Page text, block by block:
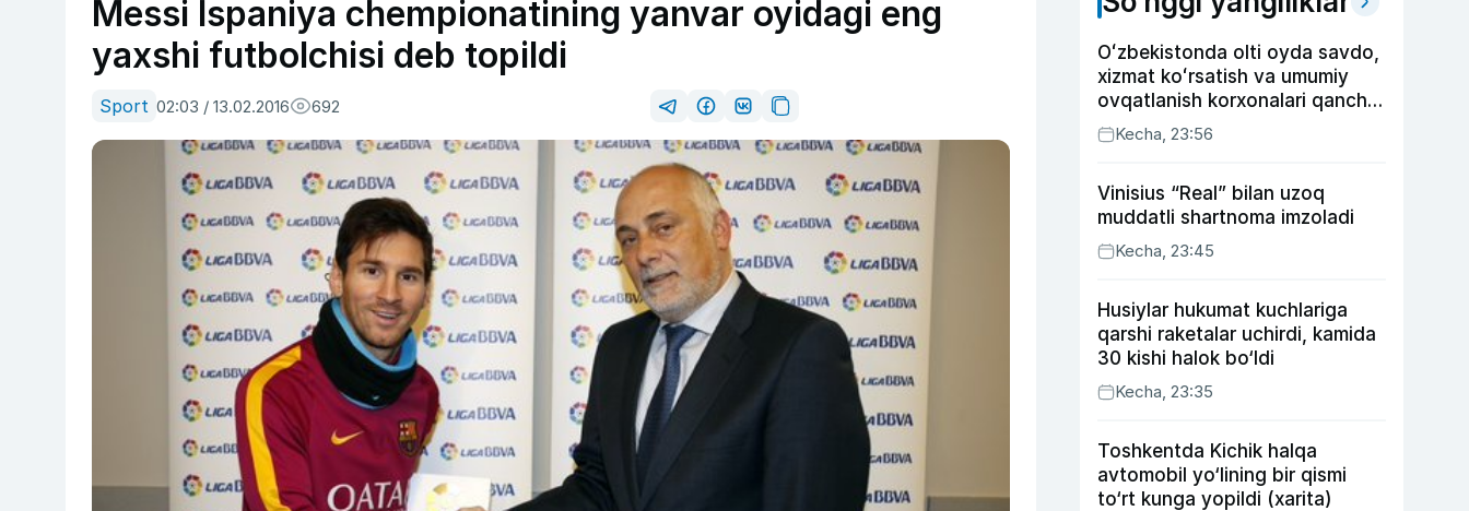
Messi Ispaniya chempionatining yanvar oyidagi eng
yaxshi futbolchisi deb topildi
Sport 02:03 / 13.02.2016 692
Oʻzbekistonda olti oyda savdo,
xizmat koʻrsatish va umumiy
ovqatlanish korxonalari qancha
soliq toʻlagani ochiqlandi
Kecha, 23:56
Vinisius “Real” bilan uzoq
muddatli shartnoma imzoladi
Kecha, 23:45
Husiylar hukumat kuchlariga
qarshi raketalar uchirdi, kamida
30 kishi halok bo‘ldi
Kecha, 23:35
Toshkentda Kichik halqa
avtomobil yo‘lining bir qismi
to‘rt kunga yopildi (xarita)